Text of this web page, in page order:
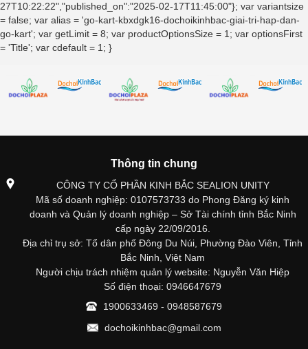
27T10:22:22","published_on":"2025-02-17T11:45:00"}; var variantsize
= false; var alias = 'go-kart-kbxdgk16-dochoikinhbac-giai-tri-hap-dan-
go-kart'; var getLimit = 8; var productOptionsSize = 1; var optionsFirst
= 'Title'; var cdefault = 1; }
Thông tin chung
CÔNG TY CỔ PHẦN KINH BẮC SEALION UNITY
Mã số doanh nghiệp: 0107573733 do Phong Đăng ký kinh
doanh và Quản lý doanh nghiệp – Sở Tài chính tỉnh Bắc Ninh
cấp ngày 22/09/2016.
Địa chỉ trụ sở: Tổ dân phố Đông Du Núi, Phường Đào Viên, Tỉnh
Bắc Ninh, Việt Nam
Người chịu trách nhiệm quản lý website: Nguyễn Văn Hiệp
Số điện thoại: 0946647679
1900633469 - 0948587679
dochoikinhbac@gmail.com